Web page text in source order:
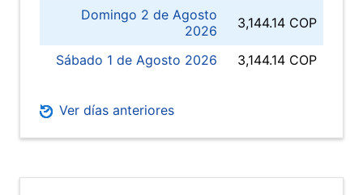
Domingo 2 de Agosto
2026
3,144.14 COP
Sábado 1 de Agosto 2026 3,144.14 COP
Ver días anteriores